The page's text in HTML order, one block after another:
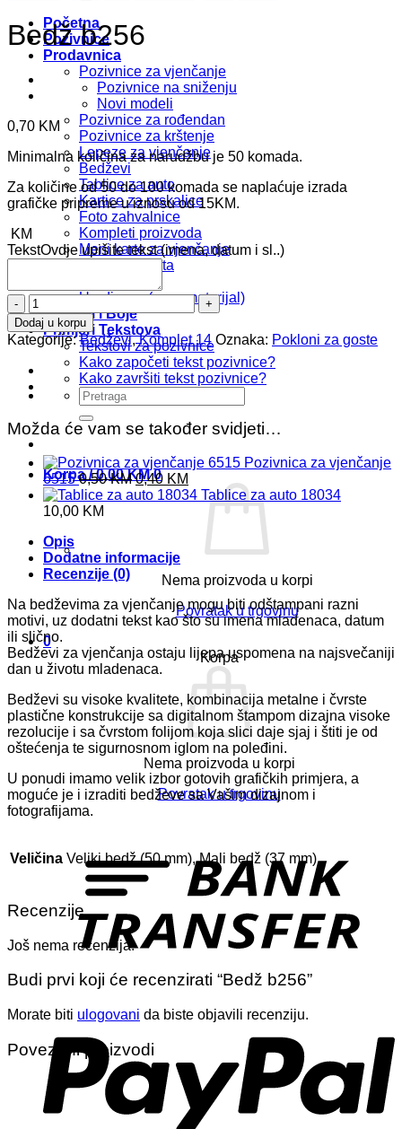
Početna
Pozivnice
Prodavnica
Pozivnice za vjenčanje
Pozivnice na sniženju
Novi modeli
Pozivnice za rođendan
Pozivnice za krštenje
Lepeze za vjenčanje
Bedževi
Tablice za auto
Kartice za prskalice
Foto zahvalnice
Kompleti proizvoda
Meni karte za vjenčanje
Oznake mjesta
Uradi sam (repromaterijal)
Fontovi i Boje
Primjeri Tekstova
Tekstovi za pozivnice
Kako započeti tekst pozivnice?
Kako završiti tekst pozivnice?
Pretraži:
Korpa /0,00KM 0
Nema proizvoda u korpi
Povratak u trgovinu
0
Korpa
Nema proizvoda u korpi
Povratak u trgovinu
Bedž b256
0,70 KM
Minimalna količina za narudžbu je 50 komada.
Za količine od 50 do 100 komada se naplaćuje izrada
grafičke pripreme u iznosu od 15KM.
KM
TekstOvdje upišite tekst (imena, datum i sl..)
Bedž
b256
količina
Dodaj u korpu
Kategorije:Bedževi,Komplet 14 Oznaka: Pokloni za goste
Možda će vam se također svidjeti…
Pozivnica za vjenčanje
6515 0,50KMOriginal
price
0,40 KM
price
0,40 KM.
Tablice za auto 18034
10,00 KM
Opis
Dodatne informacije
Recenzije (0)
Na bedževima za vjenčanje mogu biti odštampani razni
motivi, uz dodatni tekst kao što su imena mladenaca, datum
ili slično.
Bedževi za vjenčanja ostaju lijepa uspomena na najsvečaniji
dan u životu mladenaca.
Bedževi su visoke kvalitete, kombinacija metalne i čvrste
plastične konstrukcije sa digitalnom štampom dizajna visoke
rezolucije i sa čvrstom folijom koja slici daje sjaj i štiti je od
oštećenja te sigurnosnom iglom na poleđini.
U ponudi imamo velik izbor gotovih grafičkih primjera, a
moguće je i izraditi bedževe sa Vašim dizajnom i
fotografijama.
Veličina Veliki bedž (50 mm), Mali bedž (37 mm)
Recenzije
Još nema recenzija.
Budi prvi koji će recenzirati “Bedž b256”
Morate biti ulogovani da biste objavili recenziju.
Povezani proizvodi